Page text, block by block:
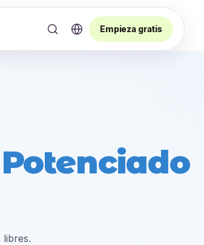
Empieza gratis
Potenciado
libres.